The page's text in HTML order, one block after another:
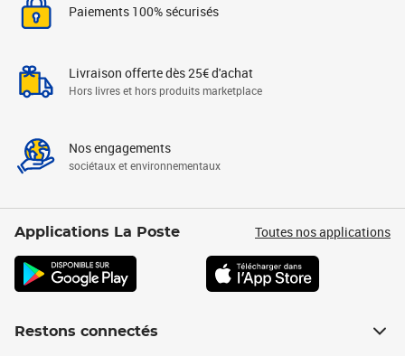
Paiements 100% sécurisés
Livraison offerte dès 25€ d'achat
Hors livres et hors produits marketplace
Nos engagements
sociétaux et environnementaux
Applications La Poste Toutes nos applications
Restons connectés